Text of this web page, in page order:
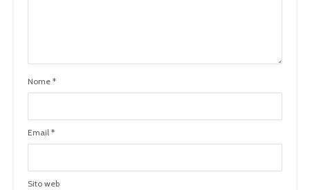
Nome *
Email *
Sito web